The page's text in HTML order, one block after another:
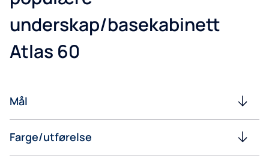
underskap/basekabinett
Atlas 60
Mål
Farge/utførelse